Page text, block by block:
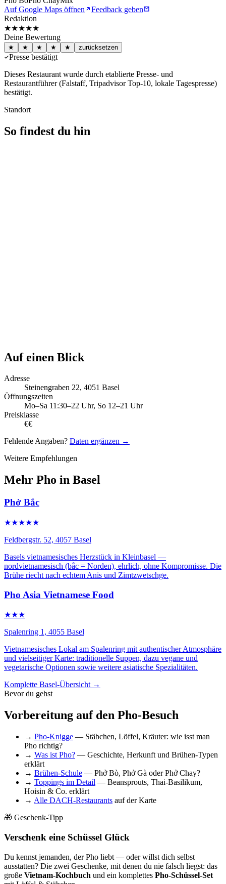
Auf Google Maps öffnen
Feedback geben
Redaktion
★★★★★
Deine Bewertung
★ ★ ★ ★ ★ zurücksetzen
Presse bestätigt
Dieses Restaurant wurde durch etablierte Presse- und
Restaurantführer (Falstaff, Tripadvisor Top-10, lokale Tagespresse)
bestätigt.
Standort
So findest du hin
Auf einen Blick
Adresse
Steinengraben 22, 4051 Basel
Öffnungszeiten
Mo–Sa 11:30–22 Uhr, So 12–21 Uhr
Preisklasse
€€
Fehlende Angaben? Daten ergänzen →
Weitere Empfehlungen
Mehr Pho in Basel
Phở Bắc
★★★★★
Feldbergstr. 52, 4057 Basel
Basels vietnamesisches Herzstück in Kleinbasel —
nordvietnamesisch (bắc = Norden), ehrlich, ohne Kompromisse. Die
Brühe riecht nach echtem Anis und Zimtzwetschge.
Pho Asia Vietnamese Food
★★★
Spalenring 1, 4055 Basel
Vietnamesisches Lokal am Spalenring mit authentischer Atmosphäre
und vielseitiger Karte: traditionelle Suppen, dazu vegane und
vegetarische Optionen sowie weitere asiatische Spezialitäten.
Komplette Basel-Übersicht →
Bevor du gehst
Vorbereitung auf den Pho-Besuch
→ Pho-Knigge — Stäbchen, Löffel, Kräuter: wie isst man
Pho richtig?
→ Was ist Pho? — Geschichte, Herkunft und Brühen-Typen
erklärt
→ Brühen-Schule — Phở Bò, Phở Gà oder Phở Chay?
→ Toppings im Detail — Beansprouts, Thai-Basilikum,
Hoisin & Co. erklärt
→ Alle DACH-Restaurants auf der Karte
🎁 Geschenk-Tipp
Verschenk eine Schüssel Glück
Du kennst jemanden, der Pho liebt — oder willst dich selbst
ausstatten? Die zwei Geschenke, mit denen du nie falsch liegst: das
große Vietnam-Kochbuch und ein komplettes Pho-Schüssel-Set